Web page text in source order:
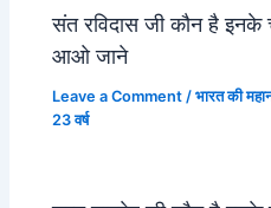
संत रविदास जी कौन है इनके
आओ जाने
Leave a Comment /भारत की
23 वर्ष